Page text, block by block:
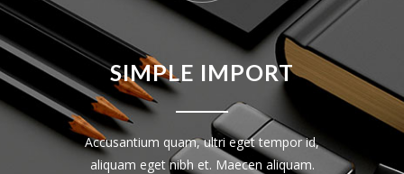
SIMPLE IMPORT
Accusantium quam, ultri eget tempor id,
aliquam eget nibh et. Maecen aliquam.